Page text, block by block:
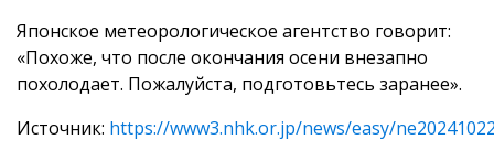
Японское метеорологическое агентство говорит:
«Похоже, что после окончания осени внезапно
похолодает. Пожалуйста, подготовьтесь заранее».
Источник: https://www3.nhk.or.jp/news/easy/